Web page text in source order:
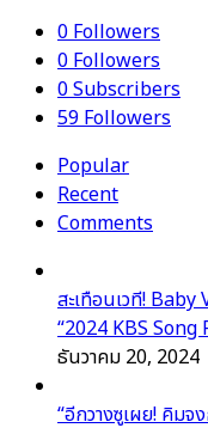
0Followers
0Followers
0Subscribers
59Followers
Popular
Recent
Comments
สะเทือนเวที!
“2024 KBS Song
ธันวาคม 20, 2024
“อีกวางซูเผย! คิมจ